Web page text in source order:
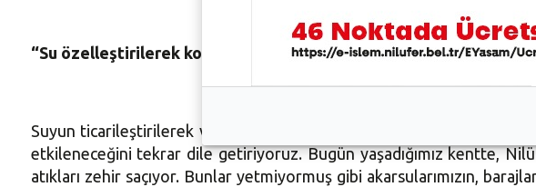
“Su özelleştirilerek korunamaz”
Suyun ticarileştirilerek ve özelleştirilerek korunamayacağına vurgu
etkileneceğini tekrar dile getiriyoruz. Bugün yaşadığımız kentte,
atıkları zehir saçıyor. Bunlar yetmiyormuş gibi akarsularımızın,